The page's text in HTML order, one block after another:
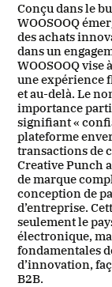
Conçu dans le
WOOSOOQ
des achats
dans un
WOOSOOQ
une expérience
et au-delà. Le
importance
signifiant «
plateforme
transactions de
Creative Punch
de marque
conception de
d’entreprise.
seulement le
électronique,
fondamentales
d’innovation,
B2B.